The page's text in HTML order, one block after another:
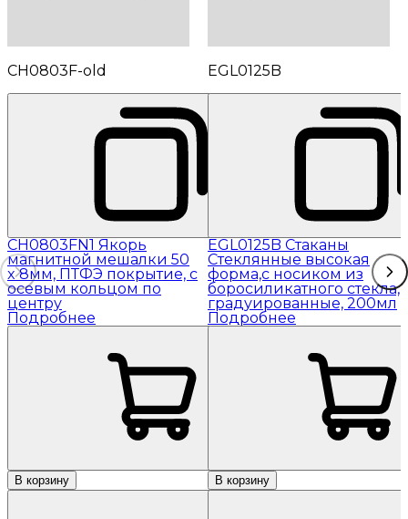
CH0803F-old
CH0803FN1 Якорь
магнитной мешалки 50
x 8мм, ПТФЭ покрытие, с
осевым кольцом по
центру
Подробнее
В корзину
EGL0125B
EGL0125B Стаканы
Стеклянные высокая
форма,с носиком из
боросиликатного стекла,
градуированные, 200мл
Подробнее
В корзину